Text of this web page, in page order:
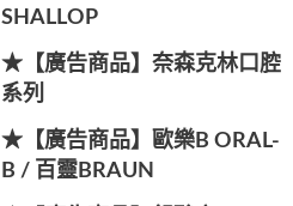
SHALLOP
★【廣告商品】奈森克林口腔
系列
★【廣告商品】歐樂B ORAL-
B / 百靈BRAUN